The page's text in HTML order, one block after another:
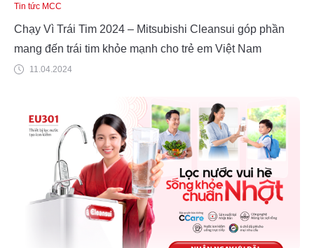
Tin tức MCC
Chạy Vì Trái Tim 2024 – Mitsubishi Cleansui góp phần
mang đến trái tim khỏe mạnh cho trẻ em Việt Nam
11.04.2024